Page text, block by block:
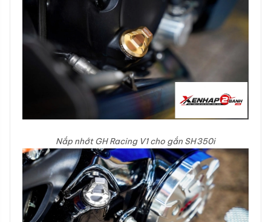
Nắp nhớt GH Racing V1 cho gắn SH350i